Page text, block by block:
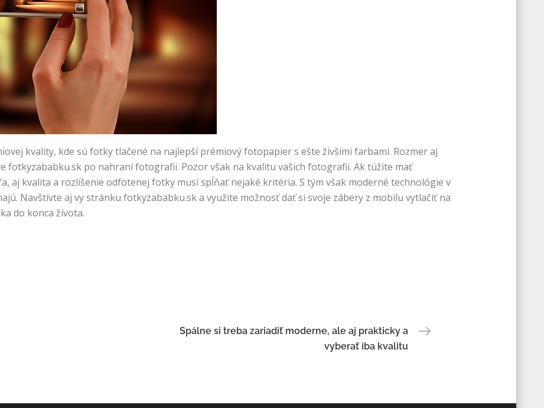
kvality, kde sú fotky tlačené na najlepší prémiový fotopapier s ešte živšími farbami. Rozmer aj
fotkyzababku.sk po nahraní fotografii. Pozor však na kvalitu vašich fotografii. Ak túžite mať
aj kvalita a rozlíšenie odfotenej fotky musí spĺňať nejaké kritéria. S tým však moderné technológie v
Navštívte aj vy stránku fotkyzababku.sk a využite možnosť dať si svoje zábery z mobilu vytlačiť na
do konca života.
Spálne si treba zariadiť moderne, ale aj prakticky a
vyberať iba kvalitu